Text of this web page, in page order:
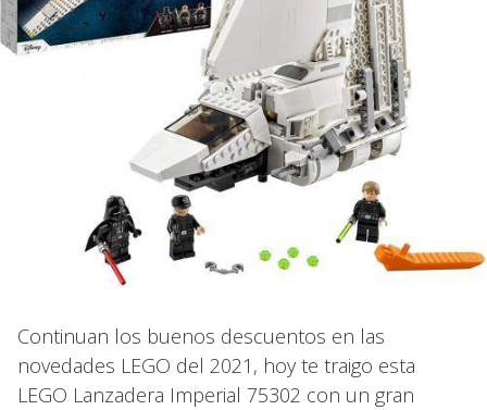
Continuan los buenos descuentos en las
novedades LEGO del 2021, hoy te traigo esta
LEGO Lanzadera Imperial 75302 con un gran